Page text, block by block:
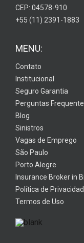
CEP: 04578-910
+55 (11) 2391-1883
MENU:
Contato
Institucional
Seguro Garantia
Perguntas
Blog
Sinistros
Vagas de Emprego
São Paulo
Porto Alegre
Insurance Broker in
Política de
Termos de Uso